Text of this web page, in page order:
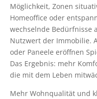
Möglichkeit, Zonen
Homeoffice oder
wechselnde Bedürfnisse
Nutzwert der Immobilie.
oder Paneele eröffnen
Das Ergebnis: mehr
die mit dem Leben
Mehr Wohnqualität und